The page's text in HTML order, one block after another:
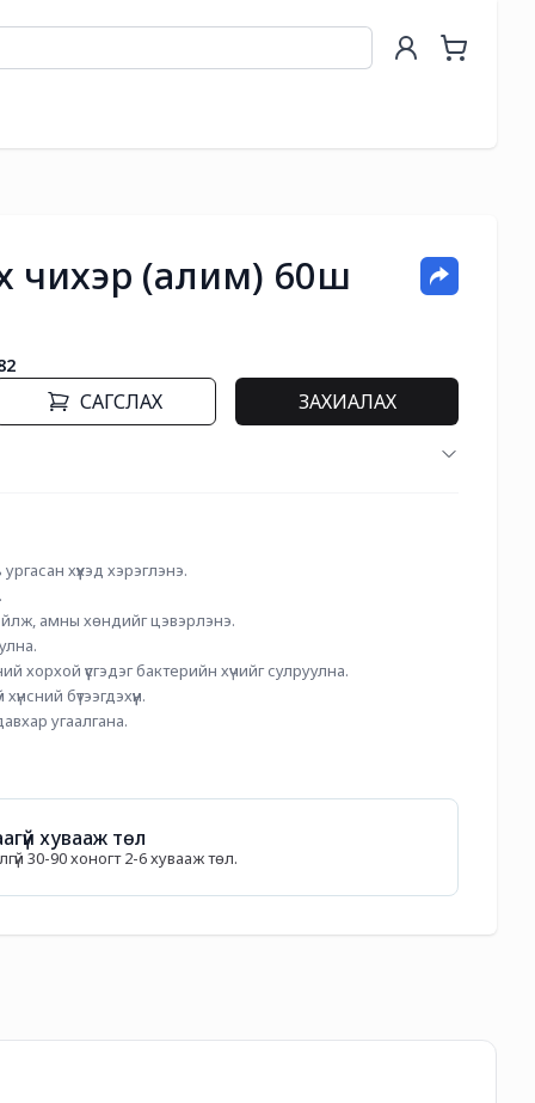
чихэр (алим) 60ш
САГСЛАХ ЗАХИАЛАХ
хүүхэд хэрэглэнэ.
амны хөндийг цэвэрлэнэ.
хорхой үүсгэдэг бактерийн хүчийг сулруулна.
бүтээгдэхүүн.
угаалгана.
хувааж төл
30-90 хоногт 2-6 хувааж төл.